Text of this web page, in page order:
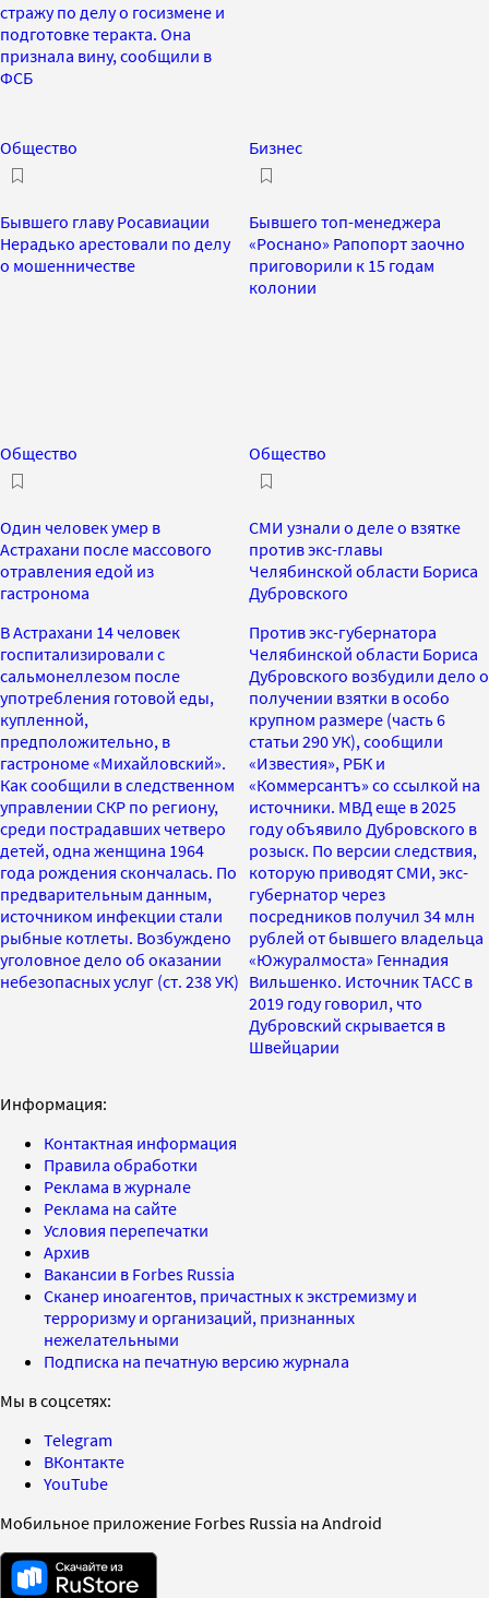
стражу по делу о госизмене и
подготовке теракта. Она
признала вину, сообщили в
ФСБ
Общество
Бывшего главу Росавиации
Нерадько арестовали по делу
о мошенничестве
Бизнес
Бывшего топ-менеджера
«Роснано» Рапопорт заочно
приговорили к 15 годам
колонии
Общество
Один человек умер в
Астрахани после массового
отравления едой из
гастронома
В Астрахани 14 человек
госпитализировали с
сальмонеллезом после
употребления готовой еды,
купленной,
предположительно, в
гастрономе «Михайловский».
Как сообщили в следственном
управлении СКР по региону,
среди пострадавших четверо
детей, одна женщина 1964
года рождения скончалась. По
предварительным данным,
источником инфекции стали
рыбные котлеты. Возбуждено
уголовное дело об оказании
небезопасных услуг (ст. 238 УК)
Общество
СМИ узнали о деле о взятке
против экс-главы
Челябинской области Бориса
Дубровского
Против экс-губернатора
Челябинской области Бориса
Дубровского возбудили дело о
получении взятки в особо
крупном размере (часть 6
статьи 290 УК), сообщили
«Известия», РБК и
«Коммерсантъ» со ссылкой на
источники. МВД еще в 2025
году объявило Дубровского в
розыск. По версии следствия,
которую приводят СМИ, экс-
губернатор через
посредников получил 34 млн
рублей от бывшего владельца
«Южуралмоста» Геннадия
Вильшенко. Источник ТАСС в
2019 году говорил, что
Дубровский скрывается в
Швейцарии
Информация:
Контактная информация
Правила обработки
Реклама в журнале
Реклама на сайте
Условия перепечатки
Архив
Вакансии в Forbes Russia
Сканер иноагентов, причастных к экстремизму и
терроризму и организаций, признанных
нежелательными
Подписка на печатную версию журнала
Мы в соцсетях:
Telegram
ВКонтакте
YouTube
Мобильное приложение Forbes Russia на Android